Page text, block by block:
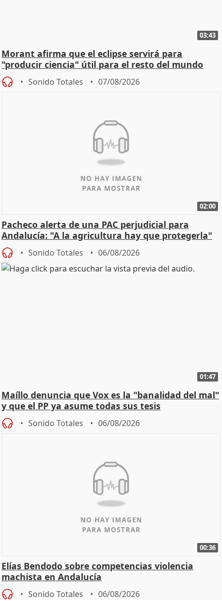
03:43
Morant afirma que el eclipse servirá para
"producir ciencia" útil para el resto del mundo
Sonido Totales 07/08/2026
02:00
Pacheco alerta de una PAC perjudicial para
Andalucía: "A la agricultura hay que protegerla"
Sonido Totales 06/08/2026
01:47
Maíllo denuncia que Vox es la "banalidad del mal"
y que el PP ya asume todas sus tesis
Sonido Totales 06/08/2026
00:36
Elías Bendodo sobre competencias violencia
machista en Andalucía
Sonido Totales 06/08/2026